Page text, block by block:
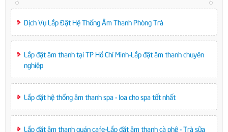
Dịch Vụ Lắp Đặt Hệ Thống Âm Thanh Phòng Trà
Lắp đặt âm thanh tại TP Hồ Chí Minh-Lắp đặt âm thanh chuyên
nghiệp
Lắp đặt hệ thống âm thanh spa - loa cho spa tốt nhất
Lắp đặt âm thanh quán cafe-Lắp đặt âm thanh cà phê - Trà sữa